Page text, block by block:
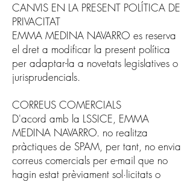
CANVIS EN LA PRESENT POLÍTICA DE
PRIVACITAT
EMMA MEDINA NAVARRO es reserva
el dret a modificar la present política
per adaptar-la a novetats legislatives o
jurisprudencials.
CORREUS COMERCIALS
D'acord amb la LSSICE, EMMA
MEDINA NAVARRO. no realitza
pràctiques de SPAM, per tant, no envia
correus comercials per e-mail que no
hagin estat prèviament sol·licitats o